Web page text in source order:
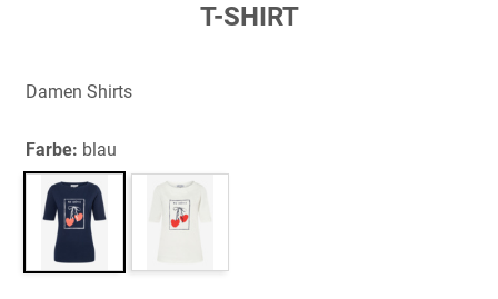
springen
T-SHIRT
Damen Shirts
Farbe: blau